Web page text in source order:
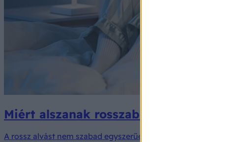
Miért alszanak rosszabbul az
A rossz alvást nem szabad egyszerűen elfogadni az öregedés